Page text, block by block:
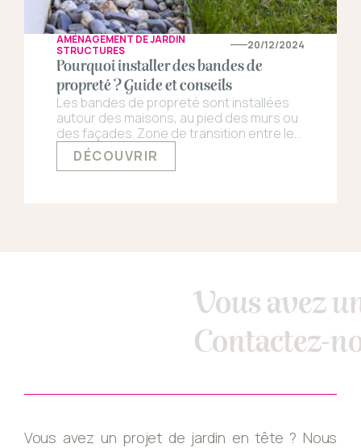
AMÉNAGEMENT DE JARDIN
STRUCTURES
20/12/2024
Pourquoi installer des bandes de
propreté ? Guide et conseils
Les bandes de propreté sont installées
autour des maisons, au pied des murs ou
des façades. Zone de transition entre le
mur et le sol, généralement constituée de
gravier, de dalles ou d’autres matériaux
DÉCOUVRIR
Vous avez
Contactez-
Vous avez un projet de jardin en tête ? Nous